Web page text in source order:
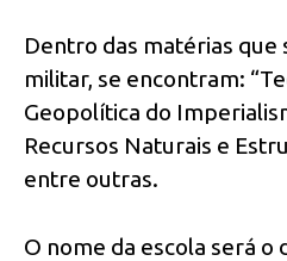
Dentro das matérias que
militar, se encontram:
Geopolítica do
Recursos Naturais e
entre outras.
O nome da escola será